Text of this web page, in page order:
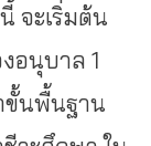
จะเริ่มต้น
อนุบาล 1
ขั้นพื้นฐาน